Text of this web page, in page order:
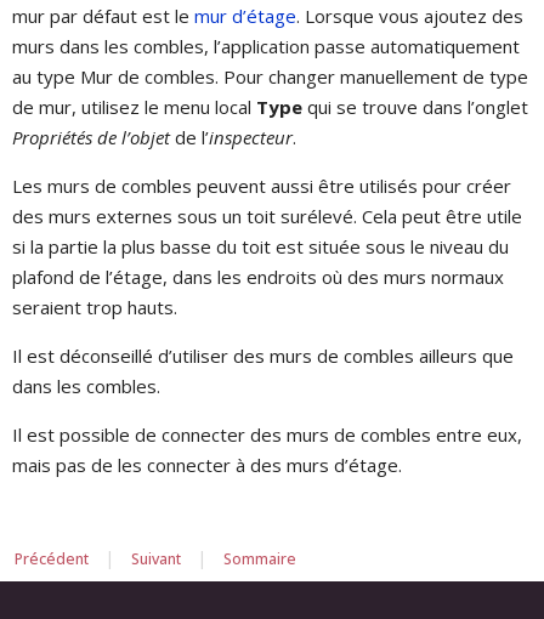
mur par défaut est le mur d’étage. Lorsque vous ajoutez des
murs dans les combles, l’application passe automatiquement
au type Mur de combles. Pour changer manuellement de type
de mur, utilisez le menu local Type qui se trouve dans l’onglet
Propriétés de l’objetde l’inspecteur.
Les murs de combles peuvent aussi être utilisés pour créer
des murs externes sous un toit surélevé. Cela peut être utile
si la partie la plus basse du toit est située sous le niveau du
plafond de l’étage, dans les endroits où des murs normaux
seraient trop hauts.
Il est déconseillé d’utiliser des murs de combles ailleurs que
dans les combles.
Il est possible de connecter des murs de combles entre eux,
mais pas de les connecter à des murs d’étage.
Précédent | Suivant | Sommaire